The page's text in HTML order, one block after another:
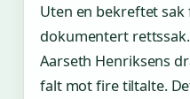
Uten en bekreftet
dokumentert
Aarseth Henriksens
falt mot fire tiltalte.